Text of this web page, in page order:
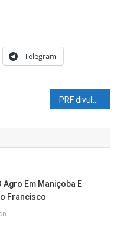
Telegram
PRF divulga balanço da Operação Tiradentes em Pernambuco
Em Maniçoba E
Francisco